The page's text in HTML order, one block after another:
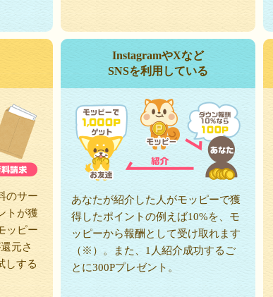
のサー
トが獲
ッピー
元さ
しする
InstagramやXなど
SNSを利用している
あなたが紹介した人がモッピーで獲
得したポイントの例えば10%を、モ
ッピーから報酬として受け取れます
（※）。また、1人紹介成功するご
とに300Pプレゼント。